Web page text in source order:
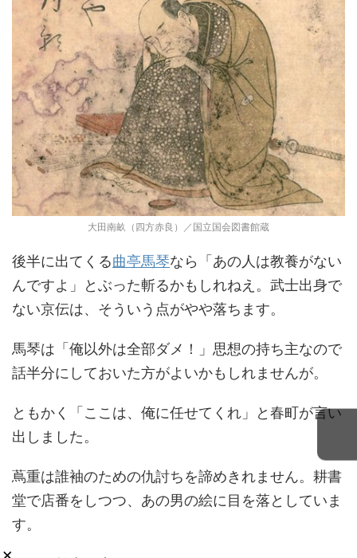
大田南畝（四方赤良）／国立国会図書館蔵
後半に出てくる曲亭馬琴なら「あの人は教養がない
んですよ」とぶった斬るかもしれねえ。武士出身で
ない京伝は、そういう点がやや落ちます。
馬琴は「俺以外は全部ダメ！」思想の持ち主なので
話半分にしておいた方がよいかもしれませんが。
ともかく「ここは、俺に任せてくれ」と春町が言い
出しました。
蔦重は誰袖のための仇討ちを諦めきれません。耕書
堂で店番をしつつ、あの男の絵に目を落としていま
す。